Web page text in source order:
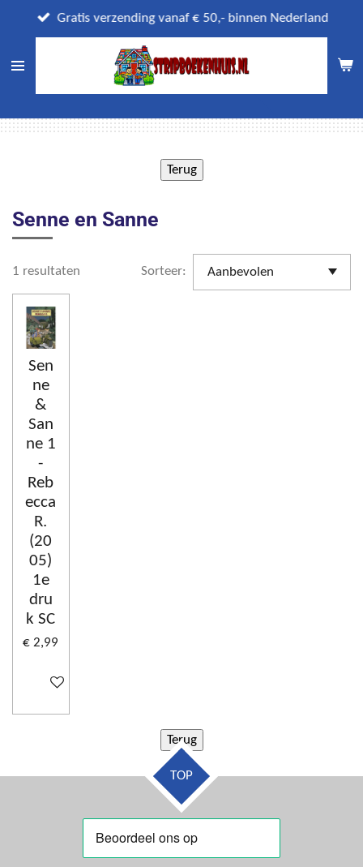
direct
naar
Gratis verzending vanaf € 50,- binnen Nederland
Senne en Sanne
1 resultaten Sorteer:
Sen
ne
&
San
ne 1
-
Reb
ecca
R.
(20
05)
1e
dru
k SC
€ 2,99
In winkelwagen
TOP